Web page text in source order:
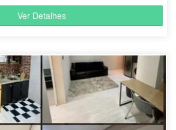
Ver Detalhes